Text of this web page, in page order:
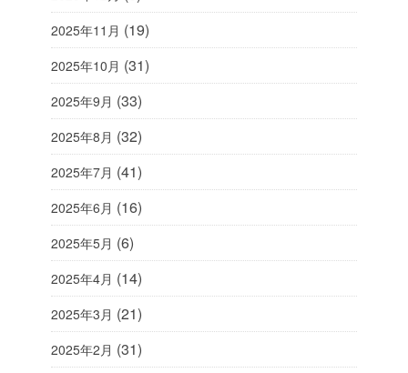
2025年11月 (19)
2025年10月 (31)
2025年9月 (33)
2025年8月 (32)
2025年7月 (41)
2025年6月 (16)
2025年5月 (6)
2025年4月 (14)
2025年3月 (21)
2025年2月 (31)